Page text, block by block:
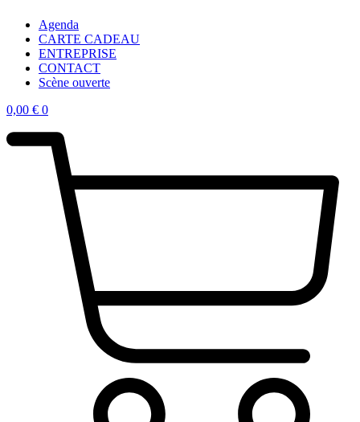
Agenda
CARTE CADEAU
ENTREPRISE
CONTACT
Scène ouverte
0,00 € 0